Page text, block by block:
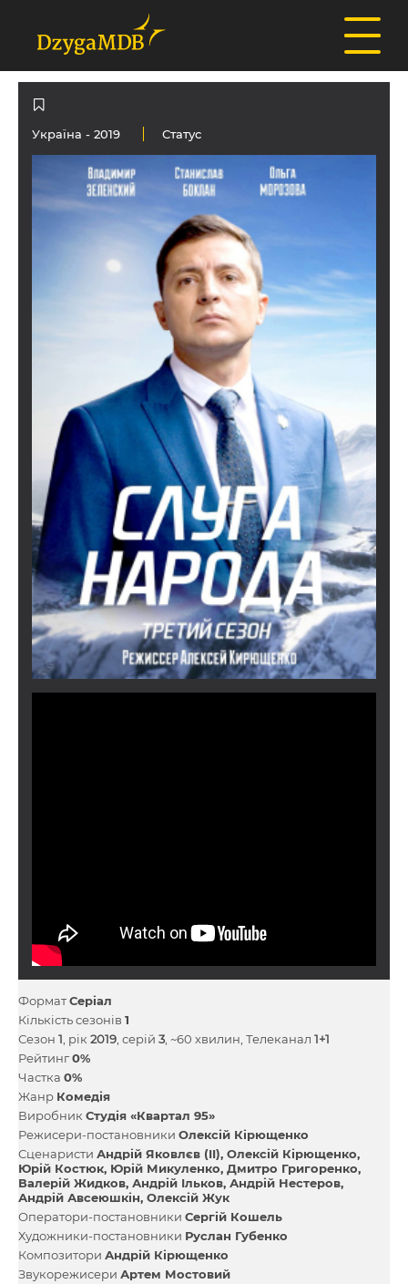
Україна - 2019 Статус
ФорматСеріал
Кількість сезонів 1
Сезон 1 , рік 2019 , серій 3, ~60 хвилин, Телеканал 1+1
Рейтинг0%
Частка 0%
Жанр Комедія
Виробник Студія «Квартал 95»
Режисери-постановники Олексій Кірющенко
Сценаристи Андрій Яковлєв (II) Олексій Кірющенко
Юрій Костюк Юрій Микуленко Дмитро Григоренко
Валерій Жидков Андрій Ільков Андрій Нестеров
Андрій Авсеюшкін Олексій Жук
Оператори-постановники Сергій Кошель
Художники-постановники Руслан Губенко
Композитори Андрій Кірющенко
Звукорежисери Артем Мостовий